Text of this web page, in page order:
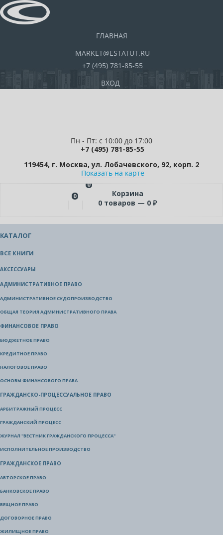
ГЛАВНАЯ
MARKET@ESTATUT.RU
+7 (495) 781-85-55
ВХОД
Пн - Пт: с 10:00 до 17:00
+7 (495) 781-85-55
119454, г. Москва, ул. Лобачевского, 92, корп. 2
Показать на карте
0
0
Корзина
0 товаров — 0 ₽
КАТАЛОГ
ВСЕ КНИГИ
АКСЕССУАРЫ
АДМИНИСТРАТИВНОЕ ПРАВО
АДМИНИСТРАТИВНОЕ СУДОПРОИЗВОДСТВО
ОБЩАЯ ТЕОРИЯ АДМИНИСТРАТИВНОГО ПРАВА
ФИНАНСОВОЕ ПРАВО
БЮДЖЕТНОЕ ПРАВО
КРЕДИТНОЕ ПРАВО
НАЛОГОВОЕ ПРАВО
ОСНОВЫ ФИНАНСОВОГО ПРАВА
ГРАЖДАНСКО-ПРОЦЕССУАЛЬНОЕ ПРАВО
АРБИТРАЖНЫЙ ПРОЦЕСС
ГРАЖДАНСКИЙ ПРОЦЕСС
ЖУРНАЛ "ВЕСТНИК ГРАЖДАНСКОГО ПРОЦЕССА"
ИСПОЛНИТЕЛЬНОЕ ПРОИЗВОДСТВО
ГРАЖДАНСКОЕ ПРАВО
АВТОРСКОЕ ПРАВО
БАНКОВСКОЕ ПРАВО
ВЕЩНОЕ ПРАВО
ДОГОВОРНОЕ ПРАВО
ЖИЛИЩНОЕ ПРАВО